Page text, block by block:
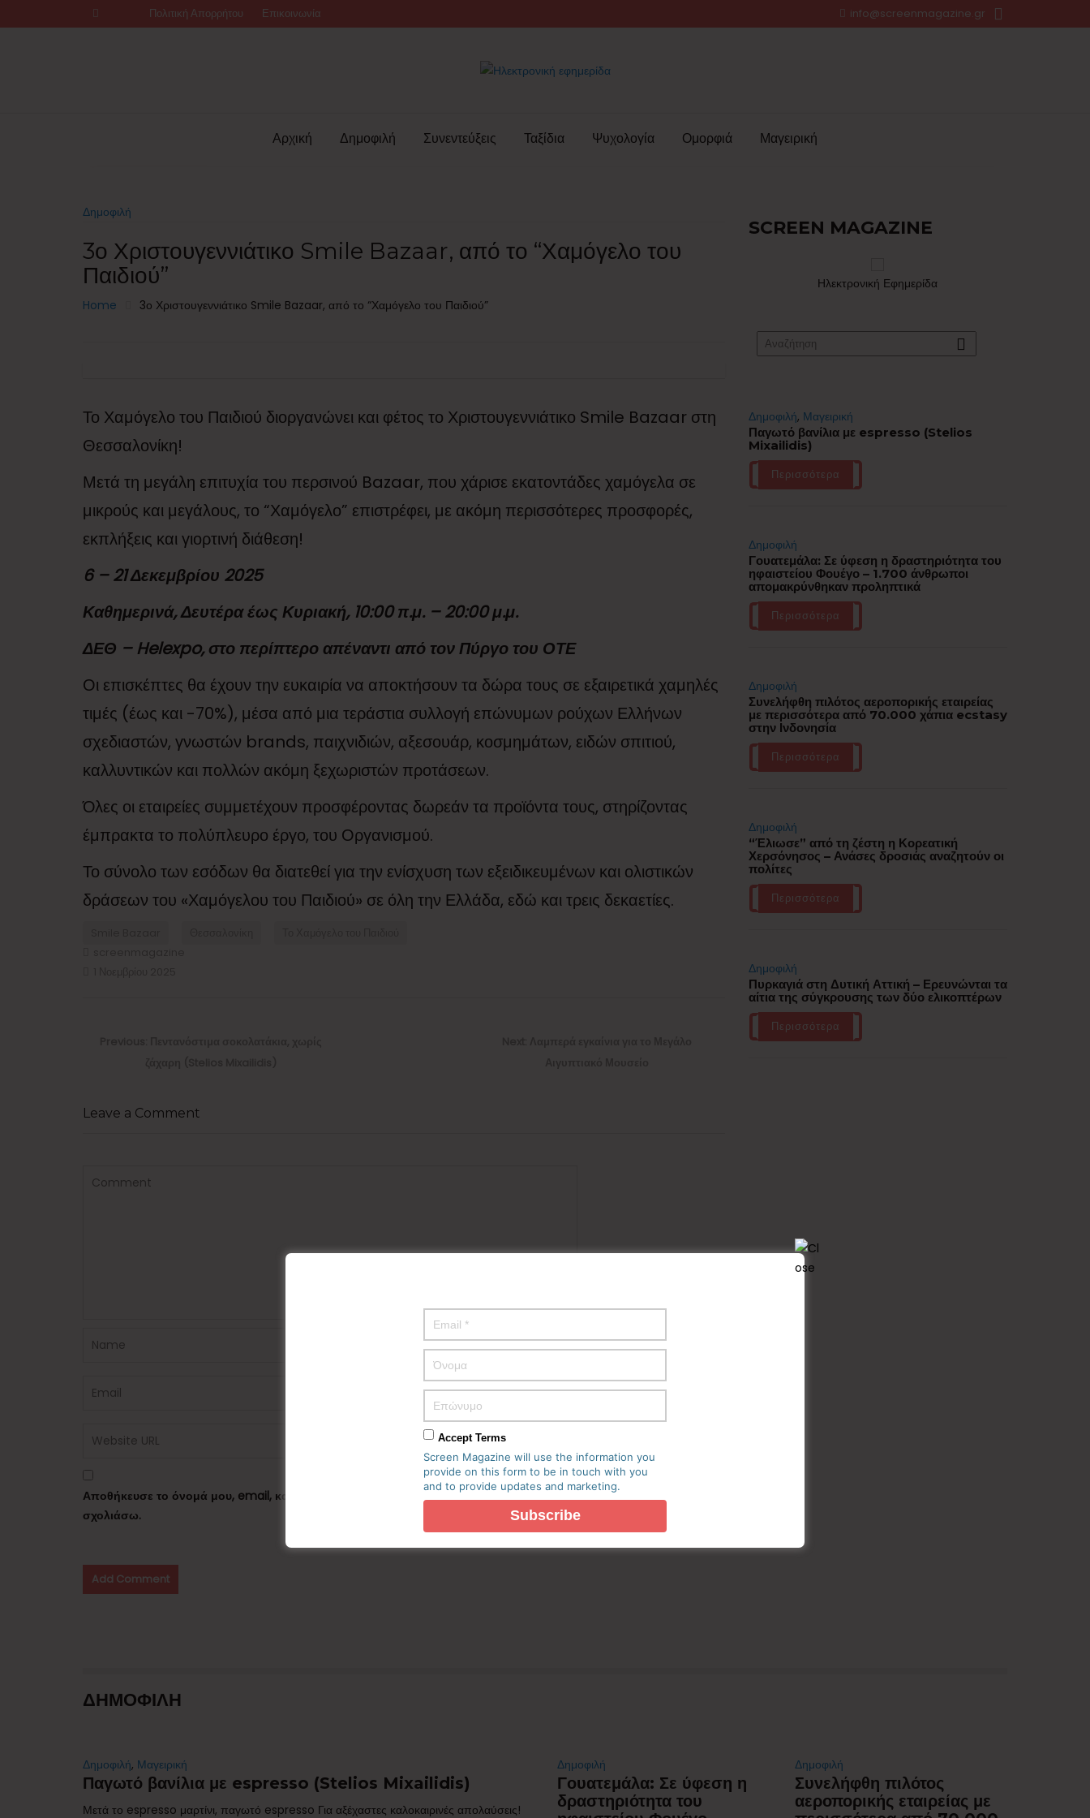
to
Πολιτική Απορρήτου Επικοινωνία info@screenmagazine.gr
Αρχική Δημοφιλή Συνεντεύξεις Ταξίδια Ψυχολογία Ομορφιά Μαγειρική
Δημοφιλή
3ο Χριστουγεννιάτικο Smile Bazaar, από το “Χαμόγελο του
Παιδιού”
Home 3ο Χριστουγεννιάτικο Smile Bazaar, από το “Χαμόγελο του Παιδιού”
Το Χαμόγελο του Παιδιού διοργανώνει και φέτος το Χριστουγεννιάτικο Smile Bazaar στη
Θεσσαλονίκη!
Μετά τη μεγάλη επιτυχία του περσινού Bazaar, που χάρισε εκατοντάδες χαμόγελα σε
μικρούς και μεγάλους, το “Χαμόγελο” επιστρέφει, με ακόμη περισσότερες προσφορές,
εκπλήξεις και γιορτινή διάθεση!
6 – 21 Δεκεμβρίου 2025
Καθημερινά, Δευτέρα έως Κυριακή, 10:00 π.μ. – 20:00 μ.μ.
ΔΕΘ – Helexpo, στο περίπτερο απέναντι από τον Πύργο του ΟΤΕ
Οι επισκέπτες θα έχουν την ευκαιρία να αποκτήσουν τα δώρα τους σε εξαιρετικά χαμηλές
τιμές (έως και -70%), μέσα από μια τεράστια συλλογή επώνυμων ρούχων Ελλήνων
σχεδιαστών, γνωστών brands, παιχνιδιών, αξεσουάρ, κοσμημάτων, ειδών σπιτιού,
καλλυντικών και πολλών ακόμη ξεχωριστών προτάσεων.
Όλες οι εταιρείες συμμετέχουν προσφέροντας δωρεάν τα προϊόντα τους, στηρίζοντας
έμπρακτα το πολύπλευρο έργο, του Οργανισμού.
Το σύνολο των εσόδων θα διατεθεί για την ενίσχυση των εξειδικευμένων και ολιστικών
δράσεων του «Χαμόγελου του Παιδιού» σε όλη την Ελλάδα, εδώ και τρεις δεκαετίες.
Leave a Comment
Αποθήκευσε το όνομά μου, email, και τον ιστότοπο μου σε αυτόν τον πλοηγό για την επόμενη φορά που θα
σχολιάσω.
SCREEN MAGAZINE
Ηλεκτρονική Εφημερίδα
Δημοφιλή, Μαγειρική
Παγωτό βανίλια με espresso (Stelios
Mixailidis)
Περισσότερα
Δημοφιλή
Γουατεμάλα: Σε ύφεση η δραστηριότητα του
ηφαιστείου Φουέγο – 1.700 άνθρωποι
απομακρύνθηκαν προληπτικά
Περισσότερα
Δημοφιλή
Συνελήφθη πιλότος αεροπορικής εταιρείας
με περισσότερα από 70.000 χάπια ecstasy
στην Ινδονησία
Περισσότερα
Δημοφιλή
“Έλιωσε” από τη ζέστη η Κορεατική
Χερσόνησος – Ανάσες δροσιάς αναζητούν οι
πολίτες
Περισσότερα
Δημοφιλή
Πυρκαγιά στη Δυτική Αττική – Ερευνώνται τα
αίτια της σύγκρουσης των δύο ελικοπτέρων
Περισσότερα
ΔΗΜΟΦΙΛΗ
Δημοφιλή, Μαγειρική
Παγωτό βανίλια με espresso (Stelios Mixailidis)
Μετά το espresso μαρτίνι, παγωτό espresso Για αξέχαστες καλοκαιρινές απολαύσεις!
Δημοφιλή
Γουατεμάλα: Σε ύφεση η
δραστηριότητα του
Δημοφιλή
Συνελήφθη πιλότος
αεροπορικής εταιρείας με
Accept Terms
Screen Magazine will use the information you
provide on this form to be in touch with you
and to provide updates and marketing.